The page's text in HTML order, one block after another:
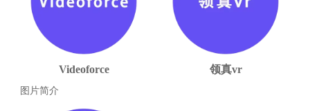
Videoforce
图片简介
领真vr